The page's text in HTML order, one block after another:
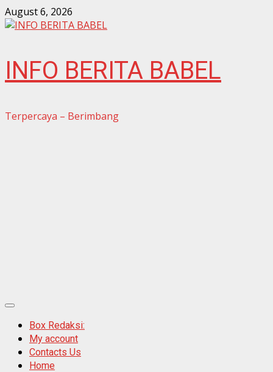
Skip
to
August 6, 2026
INFO BERITA BABEL
Terpercaya – Berimbang
Primary
MenuBox Redaksi:
My account
Contacts Us
Home